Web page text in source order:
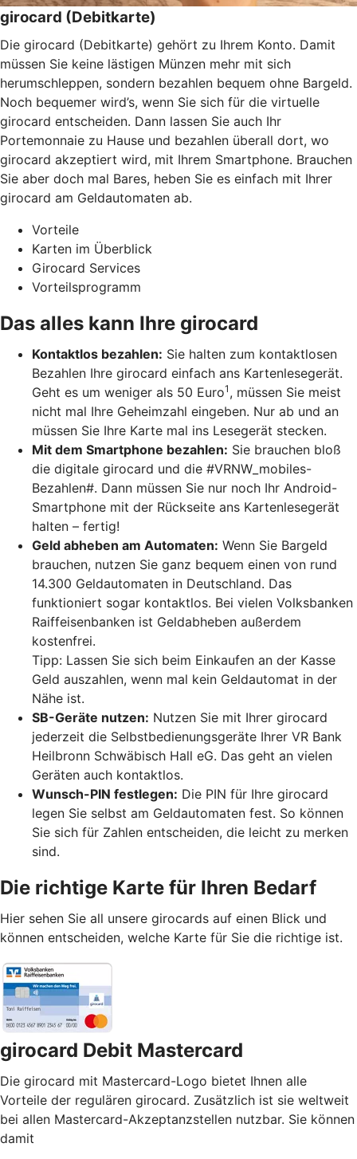
girocard (Debitkarte)
Die girocard (Debitkarte) gehört zu Ihrem Konto. Damit
müssen Sie keine lästigen Münzen mehr mit sich
herumschleppen, sondern bezahlen bequem ohne Bargeld.
Noch bequemer wird’s, wenn Sie sich für die virtuelle
girocard entscheiden. Dann lassen Sie auch Ihr
Portemonnaie zu Hause und bezahlen überall dort, wo
girocard akzeptiert wird, mit Ihrem Smartphone. Brauchen
Sie aber doch mal Bares, heben Sie es einfach mit Ihrer
girocard am Geldautomaten ab.
Vorteile
Karten im Überblick
Girocard Services
Vorteilsprogramm
Das alles kann Ihre girocard
Kontaktlos bezahlen: Sie halten zum kontaktlosen
Bezahlen Ihre girocard einfach ans Kartenlesegerät.
Geht es um weniger als 50 Euro1 , müssen Sie meist
nicht mal Ihre Geheimzahl eingeben. Nur ab und an
müssen Sie Ihre Karte mal ins Lesegerät stecken.
Mit dem Smartphone bezahlen: Sie brauchen bloß
die digitale girocard und die #VRNW_mobiles-
Bezahlen#. Dann müssen Sie nur noch Ihr Android-
Smartphone mit der Rückseite ans Kartenlesegerät
halten – fertig!
Geld abheben am Automaten: Wenn Sie Bargeld
brauchen, nutzen Sie ganz bequem einen von rund
14.300 Geldautomaten in Deutschland. Das
funktioniert sogar kontaktlos. Bei vielen Volksbanken
Raiffeisenbanken ist Geldabheben außerdem
kostenfrei.
Tipp: Lassen Sie sich beim Einkaufen an der Kasse
Geld auszahlen, wenn mal kein Geldautomat in der
Nähe ist.
SB-Geräte nutzen: Nutzen Sie mit Ihrer girocard
jederzeit die Selbstbedienungsgeräte Ihrer VR Bank
Heilbronn Schwäbisch Hall eG. Das geht an vielen
Geräten auch kontaktlos.
Wunsch-PIN festlegen: Die PIN für Ihre girocard
legen Sie selbst am Geldautomaten fest. So können
Sie sich für Zahlen entscheiden, die leicht zu merken
sind.
Die richtige Karte für Ihren Bedarf
Hier sehen Sie all unsere girocards auf einen Blick und
können entscheiden, welche Karte für Sie die richtige ist.
girocard Debit Mastercard
Die girocard mit Mastercard-Logo bietet Ihnen alle
Vorteile der regulären girocard. Zusätzlich ist sie weltweit
bei allen Mastercard-Akzeptanzstellen nutzbar. Sie können
damit